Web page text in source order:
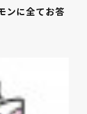
ンに全てお答